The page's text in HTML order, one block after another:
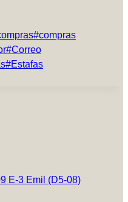
#compras
#Correo
#Estafas
E-3 Emil (D5-08)